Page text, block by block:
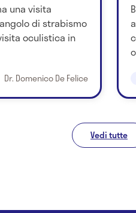
una visita
di strabismo
oculistica in
Dr. Domenico De Felice
Vedi tutte